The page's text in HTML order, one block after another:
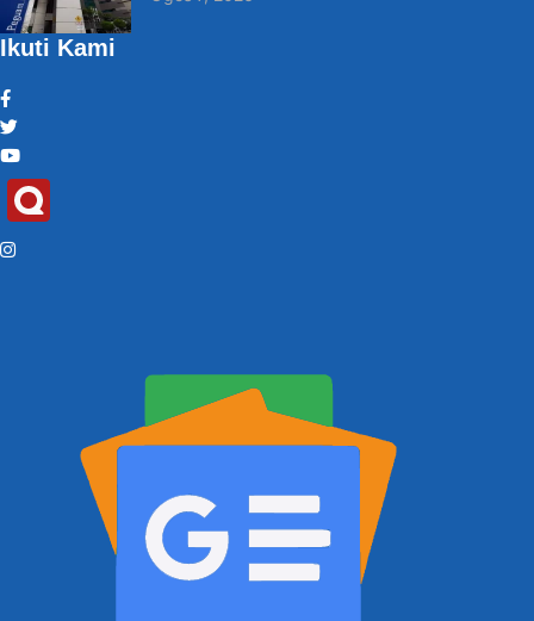
Ikuti Kami